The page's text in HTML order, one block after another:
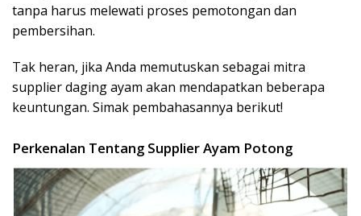
tanpa harus melewati proses pemotongan dan
pembersihan.
Tak heran, jika Anda memutuskan sebagai mitra
supplier daging ayam akan mendapatkan beberapa
keuntungan. Simak pembahasannya berikut!
Perkenalan Tentang Supplier Ayam Potong